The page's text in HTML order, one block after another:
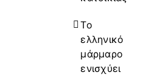
Το
ελληνικό
μάρμαρο
ενισχύει